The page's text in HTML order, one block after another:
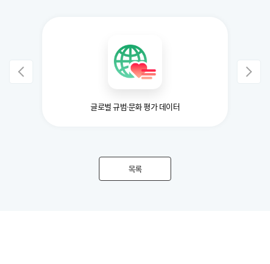
글로벌 규범·문화 평가 데이터
목록